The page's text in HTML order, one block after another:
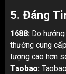
5. Đáng
1688: Do
thường cung
lượng cao hơn
Taobao: